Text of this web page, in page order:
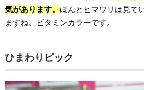
気があります。 ほんとヒマワリは見て
ますね。ビタミンカラーです。
ひまわりピック